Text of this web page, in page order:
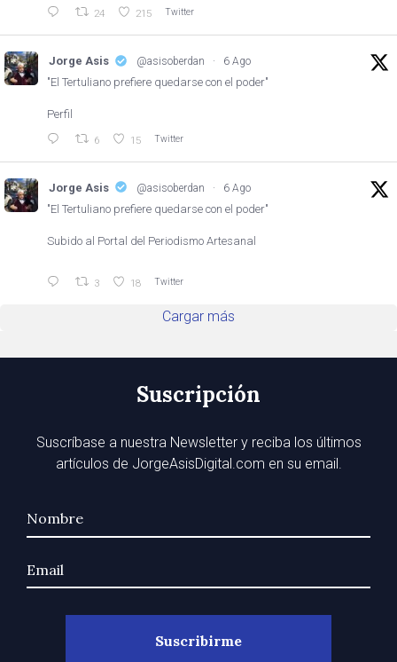
24 215 Twitter
Jorge Asis @asisoberdan · 6 Ago
"El Tertuliano prefiere quedarse con el poder"
Perfil
6 15 Twitter
Jorge Asis @asisoberdan · 6 Ago
"El Tertuliano prefiere quedarse con el poder"
Subido al Portal del Periodismo Artesanal
3 18 Twitter
Cargar más
Suscripción
Suscríbase a nuestra Newsletter y reciba los últimos
artículos de JorgeAsisDigital.com en su email.